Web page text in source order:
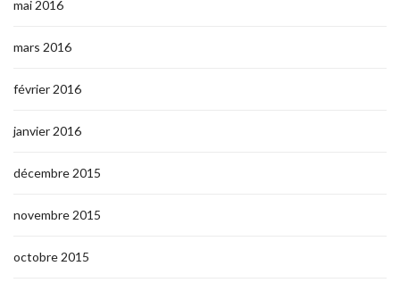
mai 2016
mars 2016
février 2016
janvier 2016
décembre 2015
novembre 2015
octobre 2015